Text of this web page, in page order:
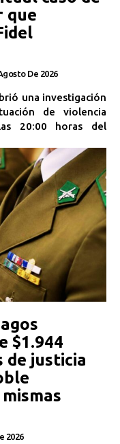
que
De 2026
una investigación
de violencia
20:00 horas del
$1.944
de justicia
2026